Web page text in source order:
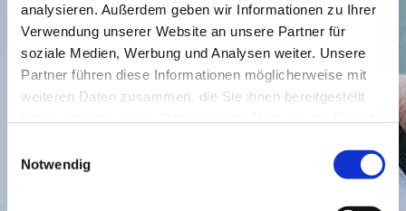
analysieren. Außerdem geben wir Informationen zu Ihrer
Verwendung unserer Website an unsere Partner für
soziale Medien, Werbung und Analysen weiter. Unsere
Partner führen diese Informationen möglicherweise mit
weiteren Daten zusammen, die Sie ihnen bereitgestellt
Notwendig
Ihr Gottesdienst für
Zuhause
Wir bespielen bereits seit ein paar Jahren
unseren eigenen YouTube Kanal. Hier werden
Feiertagen, sowie weiterer interessanter
Content hochgeladen. Brauchen Sie einfach ein